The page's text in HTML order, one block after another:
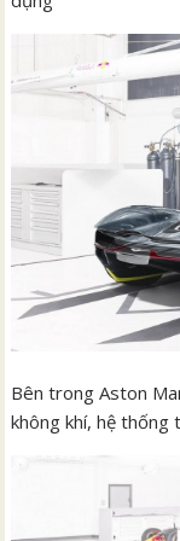
Bên trong Aston
không khí, hệ thống